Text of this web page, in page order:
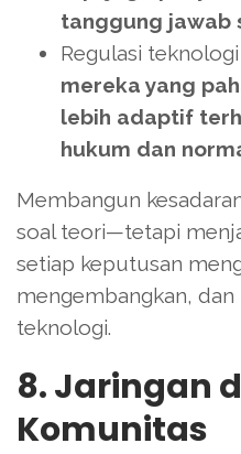
tanggung jawab
Regulasi
mereka yang
lebih adaptif
hukum dan
Membangun
soal teori—tetapi
setiap keputusan
mengembangkan,
teknologi.
8. Jaringan
Komunitas